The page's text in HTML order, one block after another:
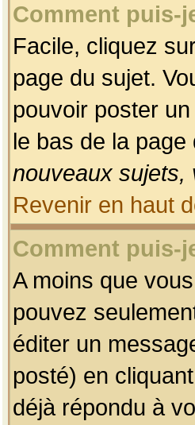
Comment puis-
Facile, cliquez
page du sujet.
pouvoir poster
le bas de la
nouveaux sujets,
Revenir en haut
Comment puis-
A moins que
pouvez
éditer un
posté) en
déjà répondu à